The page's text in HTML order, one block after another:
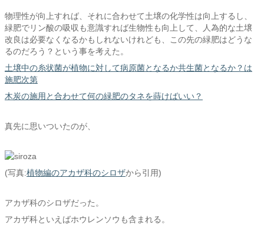
物理性が向上すれば、それに合わせて土壌の化学性は向上するし、
緑肥でリン酸の吸収も意識すれば生物性も向上して、人為的な土壌
改良は必要なくなるかもしれないけれども、この先の緑肥はどうな
るのだろう？という事を考えた。
土壌中の糸状菌が植物に対して病原菌となるか共生菌となるか？は
施肥次第
木炭の施用と合わせて何の緑肥のタネを蒔けばいい？
真先に思いついたのが、
(写真:植物編のアカザ科のシロザから引用)
アカザ科のシロザだった。
アカザ科といえばホウレンソウも含まれる。